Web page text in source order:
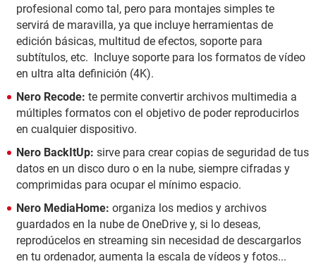
profesional como tal, pero para montajes simples te
servirá de maravilla, ya que incluye herramientas de
edición básicas, multitud de efectos, soporte para
subtítulos, etc. Incluye soporte para los formatos de vídeo
en ultra alta definición (4K).
Nero Recode: te permite convertir archivos multimedia a
múltiples formatos con el objetivo de poder reproducirlos
en cualquier dispositivo.
Nero BackItUp: sirve para crear copias de seguridad de tus
datos en un disco duro o en la nube, siempre cifradas y
comprimidas para ocupar el mínimo espacio.
Nero MediaHome: organiza los medios y archivos
guardados en la nube de OneDrive y, si lo deseas,
reprodúcelos en streaming sin necesidad de descargarlos
en tu ordenador, aumenta la escala de vídeos y fotos...